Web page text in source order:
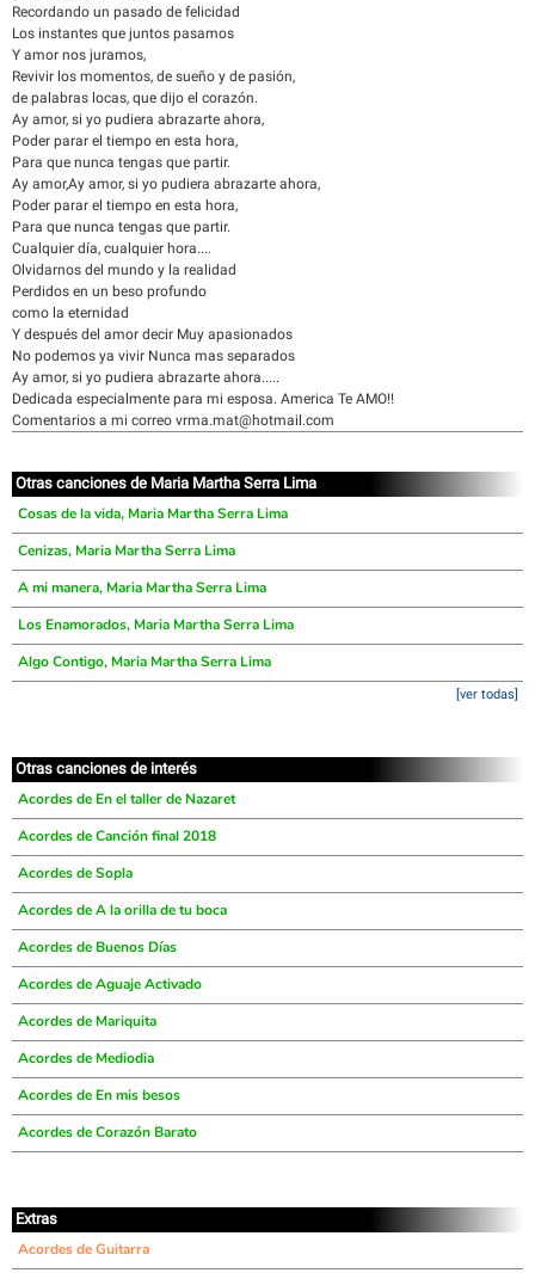
Recordando un pasado de felicidad
Los instantes que juntos pasamos
Y amor nos juramos,
Revivir los momentos, de sueño y de pasión,
de palabras locas, que dijo el corazón.
Ay amor, si yo pudiera abrazarte ahora,
Poder parar el tiempo en esta hora,
Para que nunca tengas que partir.
Ay amor,Ay amor, si yo pudiera abrazarte ahora,
Poder parar el tiempo en esta hora,
Para que nunca tengas que partir.
Cualquier día, cualquier hora....
Olvidarnos del mundo y la realidad
Perdidos en un beso profundo
como la eternidad
Y después del amor decir Muy apasionados
No podemos ya vivir Nunca mas separados
Ay amor, si yo pudiera abrazarte ahora.....
Dedicada especialmente para mi esposa. America Te AMO!!
Comentarios a mi correo vrma.mat@hotmail.com
Otras canciones de Maria Martha Serra Lima
Cosas de la vida, Maria Martha Serra Lima
Cenizas, Maria Martha Serra Lima
A mi manera, Maria Martha Serra Lima
Los Enamorados, Maria Martha Serra Lima
Algo Contigo, Maria Martha Serra Lima
[ver todas]
Otras canciones de interés
Acordes de En el taller de Nazaret
Acordes de Canción final 2018
Acordes de Sopla
Acordes de A la orilla de tu boca
Acordes de Buenos Días
Acordes de Aguaje Activado
Acordes de Mariquita
Acordes de Mediodia
Acordes de En mis besos
Acordes de Corazón Barato
Extras
Acordes de Guitarra